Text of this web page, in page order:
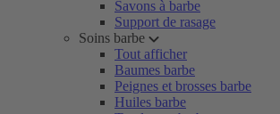
Savons à barbe
Support de rasage
Soins barbe
Tout afficher
Baumes barbe
Peignes et brosses barbe
Huiles barbe